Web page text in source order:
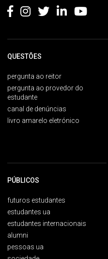
QUESTÕES
pergunta ao reitor
pergunta ao provedor do
estudante
canal de denúncias
livro amarelo eletrónico
PÚBLICOS
futuros estudantes
estudantes ua
estudantes internacionais
alumni
pessoas ua